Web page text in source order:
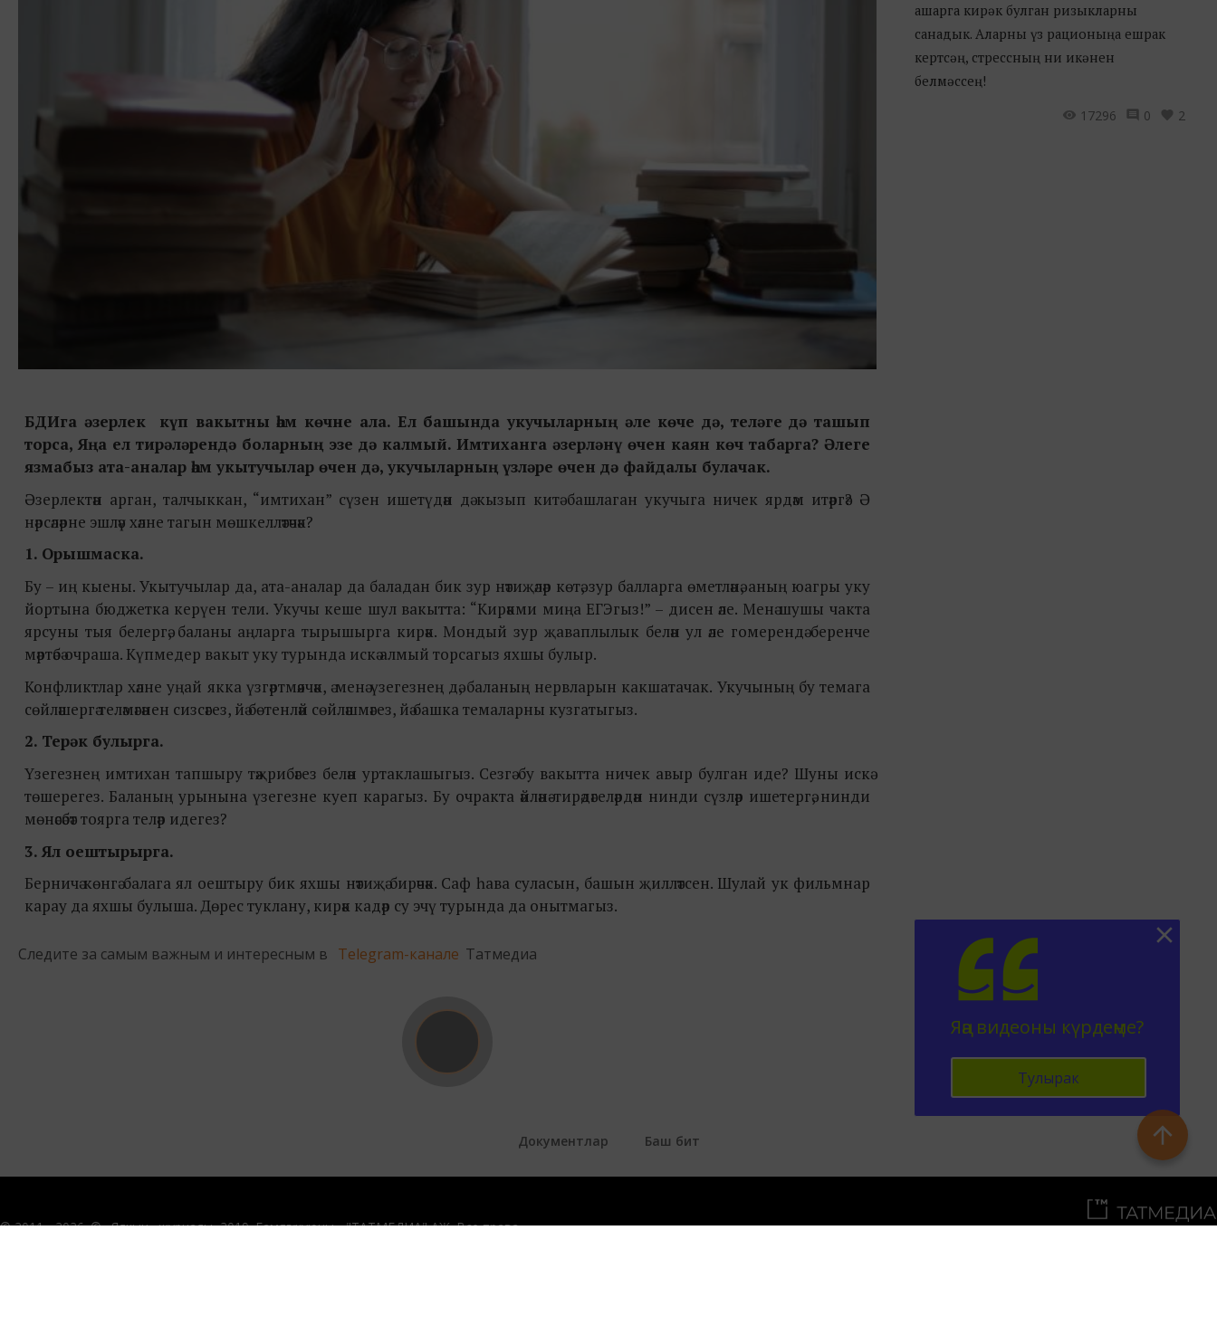
БДИга әзерлек күп вакытны һәм көчне ала. Ел башында укучыларның әле көче дә, теләге дә ташып
торса, Яңа ел тирәләрендә боларның эзе дә калмый. Имтиханга әзерләнү өчен каян көч табарга? Әлеге
язмабыз ата-аналар һәм укытучылар өчен дә, укучыларның үзләре өчен дә файдалы булачак.
Әзерлектән арган, талчыккан, “имтихан” сүзен ишетүдән дә кызып китә башлаган укучыга ничек ярдәм итәргә? Ә
нәрсәләрне эшләү хәлне тагын мөшкелләтәчәк?
1. Орышмаска.
Бу – иң кыены. Укытучылар да, ата-аналар да баладан бик зур нәтиҗәләр көтә, зур балларга өметләнә, аның юагры уку
йортына бюджетка керүен тели. Укучы кеше шул вакытта: “Кирәкми миңа ЕГЭгыз!” – дисен әле. Менә шушы чакта
ярсуны тыя белергә, баланы аңларга тырышырга кирәк. Мондый зур җаваплылык белән ул әле гомерендә беренче
мәртәбә очраша. Күпмедер вакыт уку турында искә алмый торсагыз яхшы булыр.
Конфликтлар хәлне уңай якка үзгәртмәячәк, ә менә үзегезнең дә, баланың нервларын какшатачак. Укучының бу темага
сөйләшергә теләмәгәнен сизсәгез, йә бөтенләй сөйләшмәгез, йә башка темаларны кузгатыгыз.
2. Терәк булырга.
Үзегезнең имтихан тапшыру тәҗрибәгез белән уртаклашыгыз. Сезгә бу вакытта ничек авыр булган иде? Шуны искә
төшерегез. Баланың урынына үзегезне куеп карагыз. Бу очракта әйләнә-тирәдәгеләрдән нинди сүзләр ишетергә, нинди
мөнәсәбәт тоярга теләр идегез?
3. Ял оештырырга.
Берничә көнгә балага ял оештыру бик яхшы нәтиҗә бирәчәк. Саф һава суласын, башын җилләтсен. Шулай ук фильмнар
карау да яхшы булыша. Дөрес туклану, кирәк кадәр су эчү турында да онытмагыз.
Следите за самым важным и интересным в Telegram-канале Татмедиа
ашарга кирәк булган ризыкларны
санадык. Аларны үз рационыңа ешрак
кертсәң, стрессның ни икәнен
белмәссең!
17296
0 2
Документлар Баш бит
© 2011 - 2026. © «Ялкын» журналы, 2019. Гамәлгә куючы - "ТАТМЕДИА" АҖ. Все права
Яңа видеоны күрдеңме?
Тулырак